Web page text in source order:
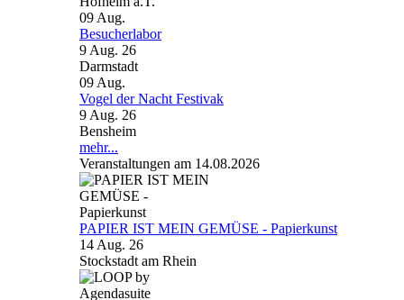
09 Aug.
Besucherlabor
9 Aug. 26
Darmstadt
09 Aug.
Vogel der Nacht Festivak
9 Aug. 26
Bensheim
mehr...
Veranstaltungen am 14.08.2026
PAPIER IST MEIN GEMÜSE - Papierkunst
14 Aug. 26
Stockstadt am Rhein